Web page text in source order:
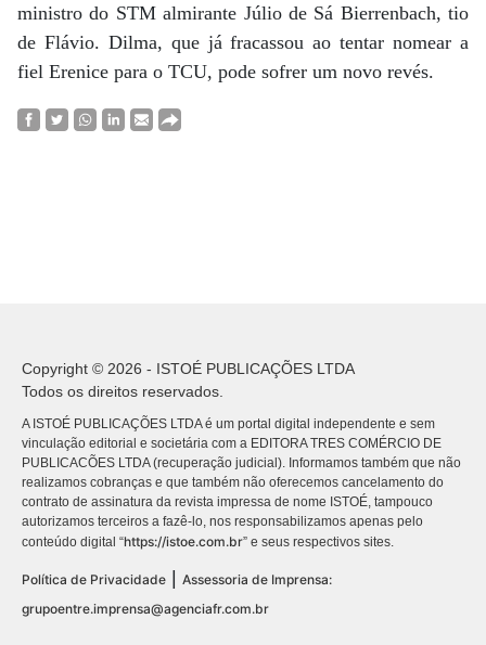
ministro do STM almirante Júlio de Sá Bierrenbach, tio
de Flávio. Dilma, que já fracassou ao tentar nomear a
fiel Erenice para o TCU, pode sofrer um novo revés.
Copyright © 2026 - ISTOÉ PUBLICAÇÕES LTDA
Todos os direitos reservados.
A ISTOÉ PUBLICAÇÕES LTDA é um portal digital independente e sem
vinculação editorial e societária com a EDITORA TRES COMÉRCIO DE
PUBLICACÕES LTDA (recuperação judicial). Informamos também que não
realizamos cobranças e que também não oferecemos cancelamento do
contrato de assinatura da revista impressa de nome ISTOÉ, tampouco
autorizamos terceiros a fazê-lo, nos responsabilizamos apenas pelo
conteúdo digital “https://istoe.com.br” e seus respectivos sites.
Política de Privacidade | Assessoria de Imprensa:
grupoentre.imprensa@agenciafr.com.br